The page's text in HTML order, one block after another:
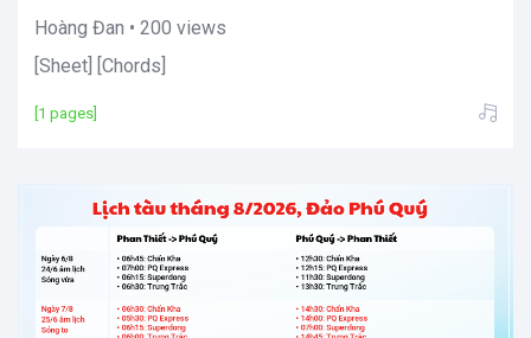
Hoàng Đan • 200 views
[Sheet] [Chords]
[1 pages]